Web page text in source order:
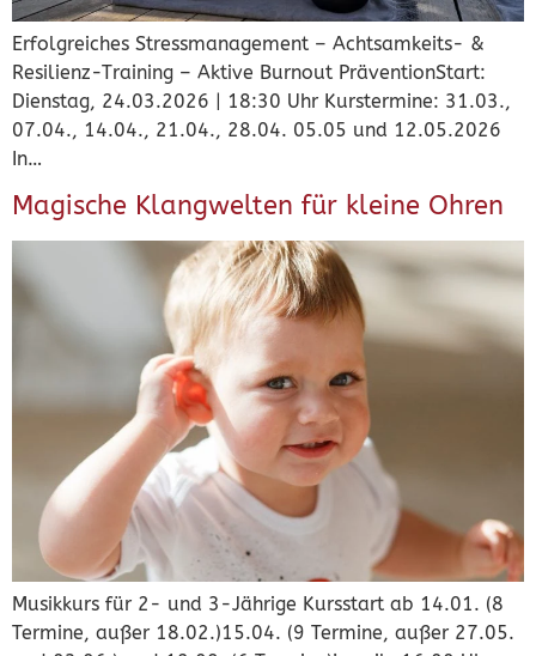
Erfolgreiches Stressmanagement – Achtsamkeits- &
Resilienz-Training – Aktive Burnout PräventionStart:
Dienstag, 24.03.2026 | 18:30 Uhr Kurstermine: 31.03.,
07.04., 14.04., 21.04., 28.04. 05.05 und 12.05.2026
In…
Magische Klangwelten für kleine Ohren
Musikkurs für 2- und 3-Jährige Kursstart ab 14.01. (8
Termine, außer 18.02.)15.04. (9 Termine, außer 27.05.